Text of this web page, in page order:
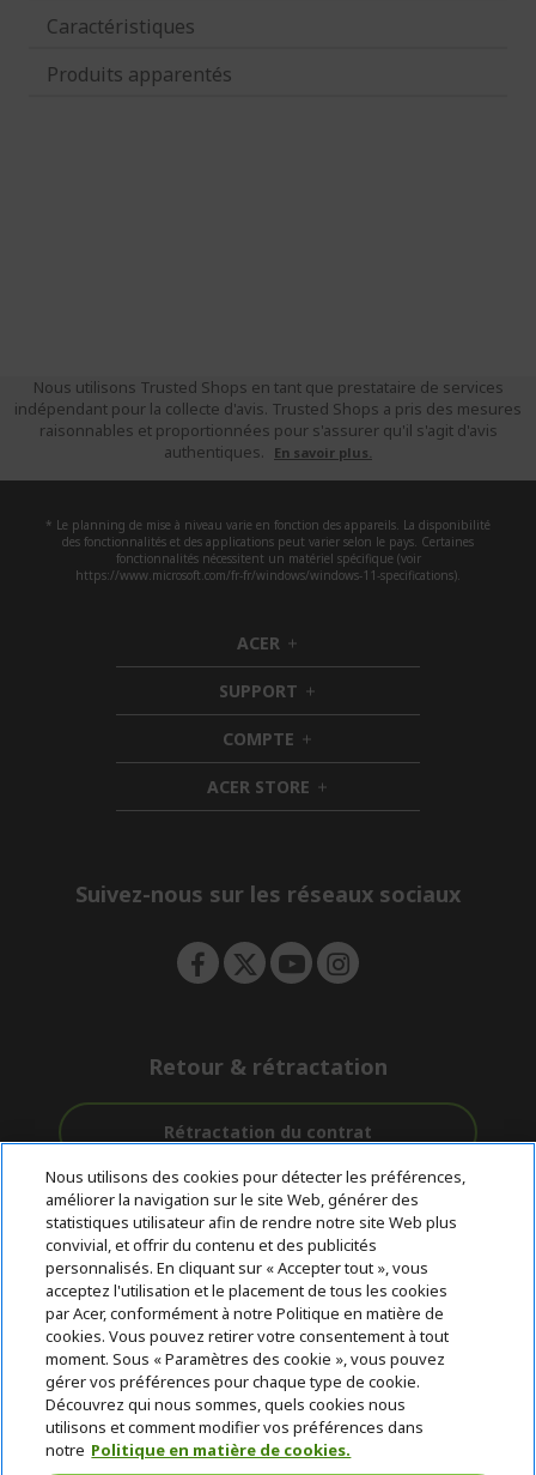
Caractéristiques
Produits apparentés
Nous utilisons Trusted Shops en tant que prestataire de services
indépendant pour la collecte d'avis. Trusted Shops a pris des mesures
raisonnables et proportionnées pour s'assurer qu'il s'agit d'avis
authentiques.
En savoir plus.
* Le planning de mise à niveau varie en fonction des appareils. La disponibilité
des fonctionnalités et des applications peut varier selon le pays. Certaines
fonctionnalités nécessitent un matériel spécifique (voir
https://www.microsoft.com/fr-fr/windows/windows-11-specifications).
ACER h
i
d
d
e
n
SUPPORT h
i
d
d
e
n
COMPTE h
i
d
d
ACER STORE h
i
e
Suivez-nous sur les réseaux sociaux
Retour & rétractation
Rétractation du contrat
Livraison
Gratuite
Accompagnement
avant et après-
vente
Avec 0%
D'intérêt
© 2026 Acer Inc.
CPYou BV est le revendeur et marchand agréé pour les produits et
services proposés au sein de ce magasin.
Nous utilisons des cookies pour détecter les préférences,
améliorer la navigation sur le site Web, générer des
statistiques utilisateur afin de rendre notre site Web plus
convivial, et offrir du contenu et des publicités
personnalisés. En cliquant sur « Accepter tout », vous
acceptez l'utilisation et le placement de tous les cookies
par Acer, conformément à notre Politique en matière de
cookies. Vous pouvez retirer votre consentement à tout
moment. Sous « Paramètres des cookie », vous pouvez
gérer vos préférences pour chaque type de cookie.
Découvrez qui nous sommes, quels cookies nous
utilisons et comment modifier vos préférences dans
notre Politique en matière de cookies.